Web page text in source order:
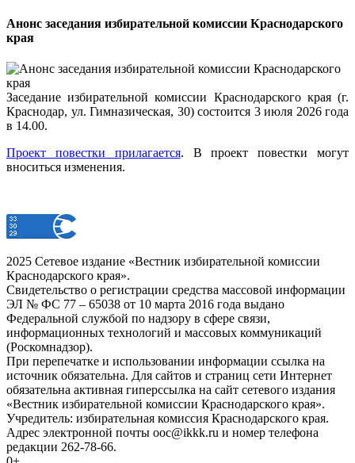
Анонс заседания избирательной комиссии Краснодарского
края
Заседание избирательной комиссии Краснодарского края (г.
Краснодар, ул. Гимназическая, 30) состоится 3 июля 2026 года
в 14.00.
Проект повестки прилагается. В проект повестки могут
вноситься изменения.
2025 Сетевое издание «Вестник избирательной комиссии
Краснодарского края».
Свидетельство о регистрации средства массовой информации
ЭЛ № ФС 77 – 65038 от 10 марта 2016 года выдано
Федеральной службой по надзору в сфере связи,
информационных технологий и массовых коммуникаций
(Роскомнадзор).
При перепечатке и использовании информации ссылка на
источник обязательна. Для сайтов и страниц сети Интернет
обязательна активная гиперссылка на сайт сетевого издания
«Вестник избирательной комиссии Краснодарского края».
Учредитель: избирательная комиссия Краснодарского края.
Адрес электронной почты ooc@ikkk.ru и номер телефона
редакции 262-78-66.